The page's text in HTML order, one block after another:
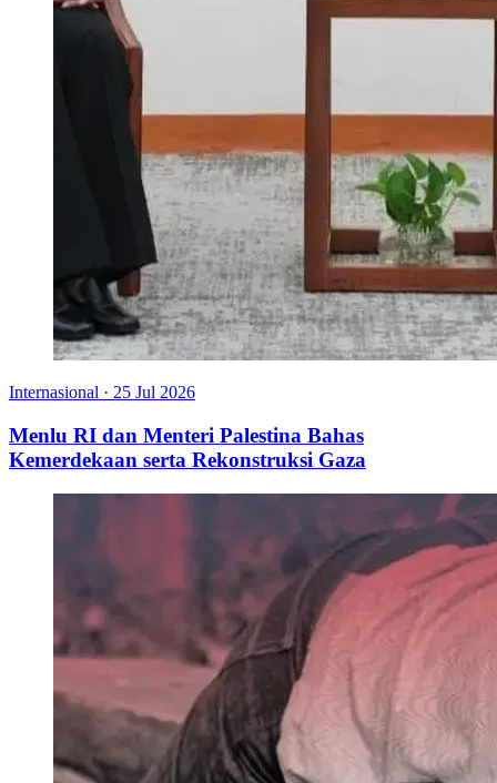
Internasional · 25 Jul 2026
Menlu RI dan Menteri Palestina Bahas
Kemerdekaan serta Rekonstruksi Gaza